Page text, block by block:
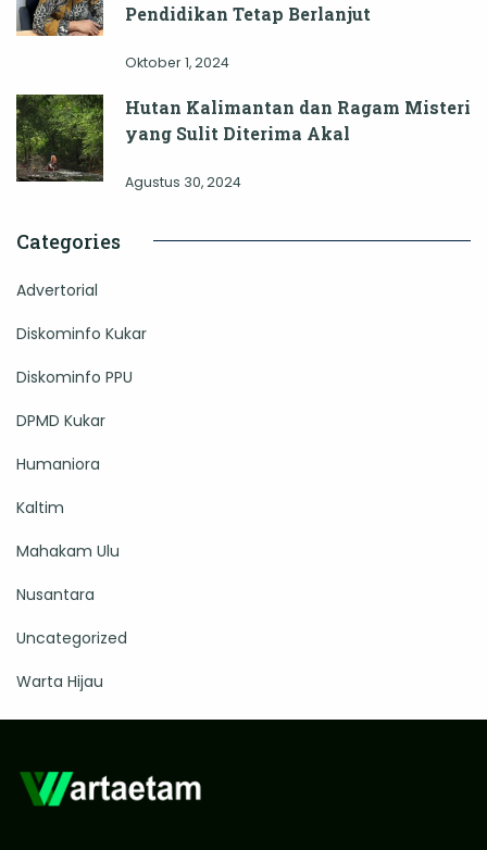
Pendidikan Tetap Berlanjut
Oktober 1, 2024
Hutan Kalimantan dan Ragam Misteri
yang Sulit Diterima Akal
Agustus 30, 2024
Categories
Advertorial
Diskominfo Kukar
Diskominfo PPU
DPMD Kukar
Humaniora
Kaltim
Mahakam Ulu
Nusantara
Uncategorized
Warta Hijau